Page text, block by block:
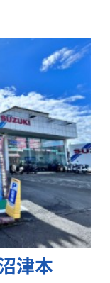
津本